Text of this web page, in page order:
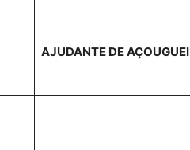
AJUDANTE DE